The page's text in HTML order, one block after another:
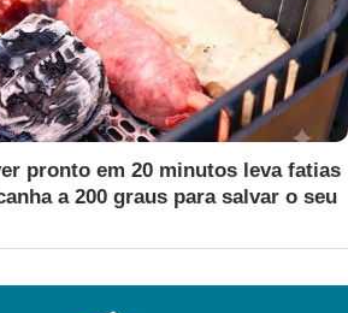
pronto em 20 minutos leva fatias
a 200 graus para salvar o seu